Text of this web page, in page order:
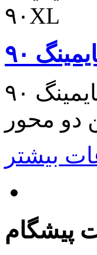
تسمه تایمینگ ۹۰XL تسمه تایمینگ ۹۰XL مناسب در انتقال
دو محور
پیشگام